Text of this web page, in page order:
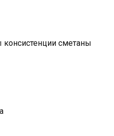
консистенции сметаны